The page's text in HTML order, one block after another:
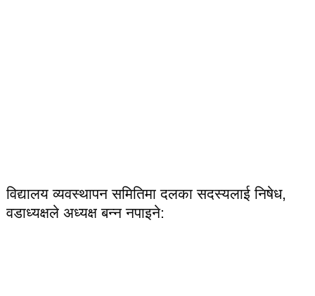
विद्यालय व्यवस्थापन समितिमा दलका सदस्यलाई निषेध,
वडाध्यक्षले अध्यक्ष बन्न नपाइने: